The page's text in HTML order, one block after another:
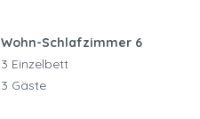
Wohn-Schlafzimmer 6
3 Einzelbett
3 Gäste